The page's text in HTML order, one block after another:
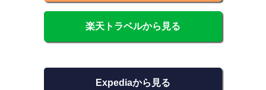
楽天トラベルから見る
Expediaから見る